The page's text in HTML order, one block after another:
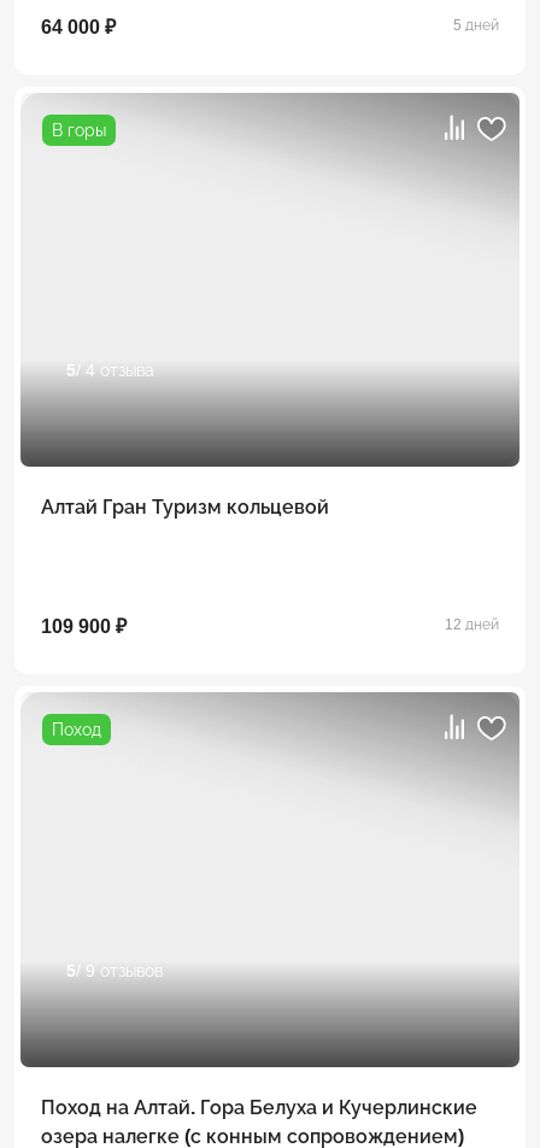
64 000 ₽ 5 дней
В горы
5/ 4 отзыва
Алтай Гран Туризм кольцевой
109 900 ₽ 12 дней
Поход
5/ 9 отзывов
Поход на Алтай. Гора Белуха и Кучерлинские
озера налегке (с конным сопровождением)